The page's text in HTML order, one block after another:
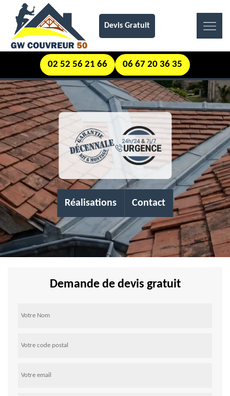
Devis Gratuit
02 52 56 21 66 06 67 20 36 35
Réalisations Contact
Demande de devis gratuit